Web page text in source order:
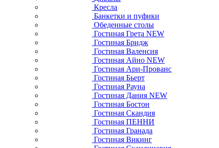
Кресла
Банкетки и пуфики
Обеденные столы
Гостиная Грета NEW
Гостиная Бридж
Гостиная Валенсия
Гостиная Айно NEW
Гостиная Ари-Прованс
Гостиная Бьерт
Гостиная Рауна
Гостиная Дания NEW
Гостиная Бостон
Гостиная Скандия
Гостиная ПЕННИ
Гостиная Гранада
Гостиная Викинг